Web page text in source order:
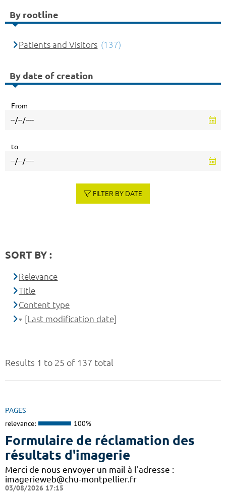
Results 1 to 25 of 137 total
PAGES
relevance: 100%
Formulaire de réclamation des
résultats d'imagerie
Merci de nous envoyer un mail à l'adresse :
imagerieweb@chu-montpellier.fr
03/08/2026 17:15
By rootline
Patients and Visitors (137)
By date of creation
From
to
FILTER BY DATE
SORT BY :
Relevance
Title
Content type
[Last modification date]